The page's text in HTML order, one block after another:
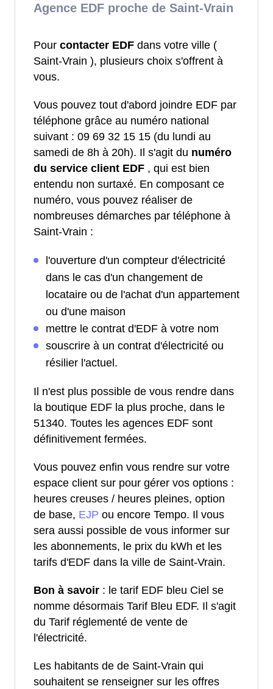
Agence EDF proche de Saint-Vrain
Pour contacter EDF dans votre ville (
Saint-Vrain ), plusieurs choix s'offrent à
vous.
Vous pouvez tout d'abord joindre EDF par
téléphone grâce au numéro national
suivant : 09 69 32 15 15 (du lundi au
samedi de 8h à 20h). Il s'agit du numéro
du service client EDF , qui est bien
entendu non surtaxé. En composant ce
numéro, vous pouvez réaliser de
nombreuses démarches par téléphone à
Saint-Vrain :
l'ouverture d'un compteur d'électricité
dans le cas d'un changement de
locataire ou de l'achat d'un appartement
ou d'une maison
mettre le contrat d'EDF à votre nom
souscrire à un contrat d'électricité ou
résilier l'actuel.
Il n'est plus possible de vous rendre dans
la boutique EDF la plus proche, dans le
51340. Toutes les agences EDF sont
définitivement fermées.
Vous pouvez enfin vous rendre sur votre
espace client sur pour gérer vos options :
heures creuses / heures pleines, option
de base, EJP ou encore Tempo. Il vous
sera aussi possible de vous informer sur
les abonnements, le prix du kWh et les
tarifs d'EDF dans la ville de Saint-Vrain.
Bon à savoir : le tarif EDF bleu Ciel se
nomme désormais Tarif Bleu EDF. Il s'agit
du Tarif réglementé de vente de
l'électricité.
Les habitants de de Saint-Vrain qui
souhaitent se renseigner sur les offres